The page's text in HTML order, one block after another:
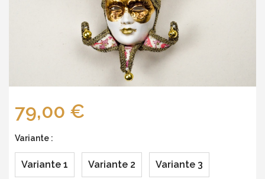
79,00 €
Variante :
Variante 1 Variante 2 Variante 3